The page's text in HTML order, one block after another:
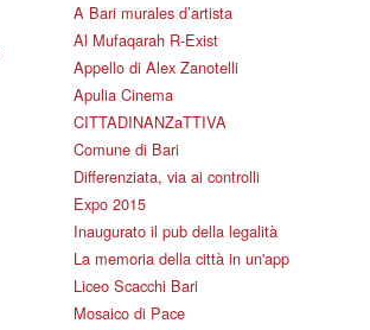
A Bari murales d’artista
Al Mufaqarah R-Exist
Appello di Alex Zanotelli
Apulia Cinema
CITTADINANZaTTIVA
Comune di Bari
Differenziata, via ai controlli
Expo 2015
Inaugurato il pub della legalità
La memoria della città in un'app
Liceo Scacchi Bari
Mosaico di Pace